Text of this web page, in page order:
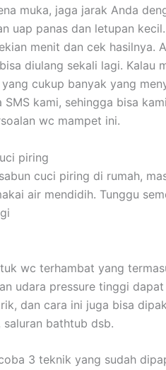
muka, jaga jarak Anda
uap panas dan letupan
menit dan cek hasilnya.
diulang sekali lagi. Kalau
cukup banyak yang
SMS kami, sehingga bisa
wc mampet ini.
piring
cuci piring di rumah,
air mendidih. Tunggu
wc terhambat yang
udara pressure tinggi
dan cara ini juga bisa
bathtub dsb.
3 teknik yang sudah